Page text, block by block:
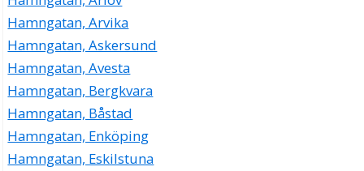
Gotland Active AB
Per Aron Jobs Skoglund
Hamngatan 4, 62157 Visby
Natural AB
Jan Crister Wigsten
Hamngatan 4, 62157 Visby
Hamngatan, Arvika
Hamngatan, Askersund
Hamngatan, Avesta
Hamngatan, Bergkvara
Hamngatan, Båstad
Hamngatan, Enköping
Hamngatan, Eskilstuna